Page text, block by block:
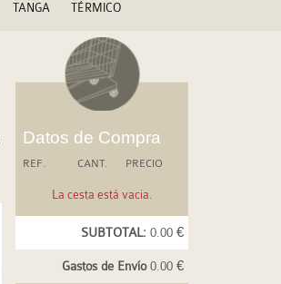
TANGA TÉRMICO
Datos de Compra
REF. CANT. PRECIO
La cesta está vacia.
SUBTOTAL: 0.00 €
Gastos de Envío0.00 €